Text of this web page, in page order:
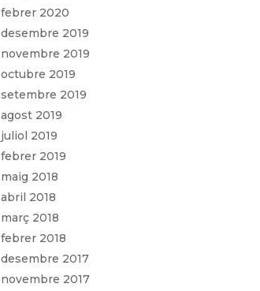
febrer 2020
desembre 2019
novembre 2019
octubre 2019
setembre 2019
agost 2019
juliol 2019
febrer 2019
maig 2018
abril 2018
març 2018
febrer 2018
desembre 2017
novembre 2017